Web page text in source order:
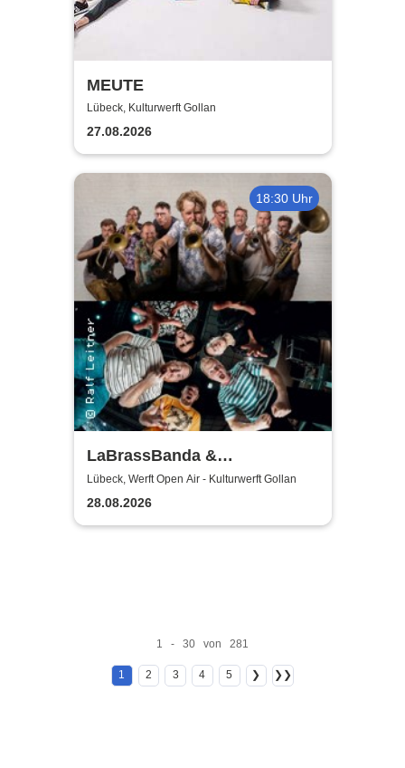
MEUTE
Lübeck, Kulturwerft Gollan
27.08.2026
18:30 Uhr
LaBrassBanda &
Fäaschtbänkler
Lübeck, Werft Open Air - Kulturwerft Gollan
28.08.2026
1 - 30 von 281
1 2 3 4 5 ❯ ❯❯